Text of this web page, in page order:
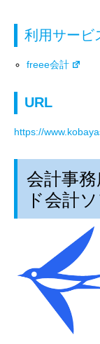
利用サービ
freee会計
URL
https://
会計事
ド会計